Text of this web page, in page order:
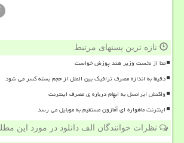
تازه ترین پستهای مرتبط
متا از نخست وزیر هند پوزش خواست
دقیقا به اندازه مصرف ترافیک بین الملل از حجم بسته کسر می شود
واکنش ایرانسل به ابهام درباره ی مصرف اینترنت
اینترنت ماهواره ای آمازون مستقیم به موبایل می رسد
نظرات خوانندگان الف دانلود در مورد این